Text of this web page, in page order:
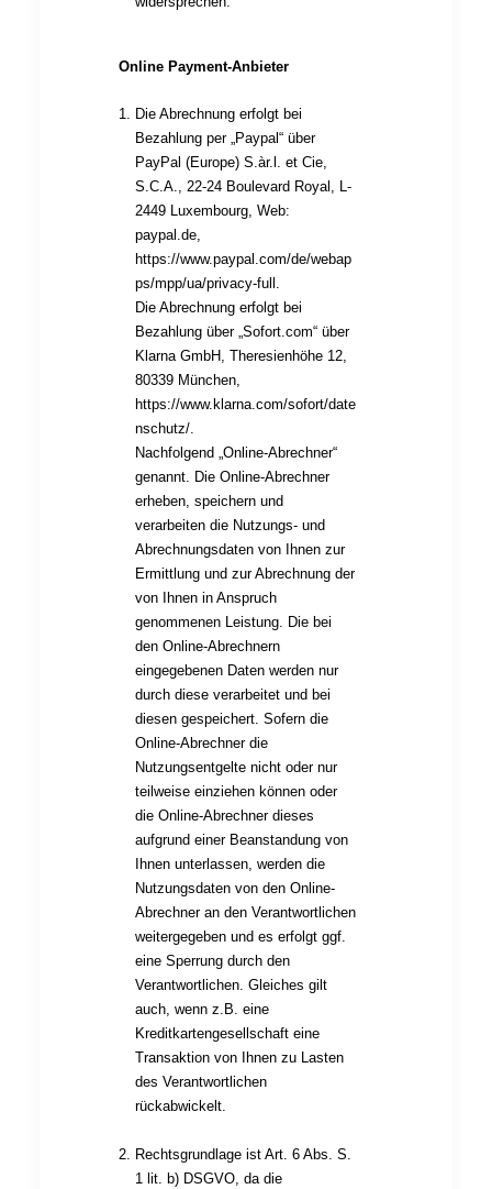
Online Payment-Anbieter
Die Abrechnung erfolgt bei
Bezahlung per „Paypal“ über
PayPal (Europe) S.àr.l. et Cie,
S.C.A., 22-24 Boulevard Royal, L-
2449 Luxembourg, Web:
paypal.de,
https://www.paypal.com/de/webap
ps/mpp/ua/privacy-full .
Die Abrechnung erfolgt bei
Bezahlung über „Sofort.com“ über
Klarna GmbH, Theresienhöhe 12,
80339 München,
https://www.klarna.com/sofort/date
nschutz/.
Nachfolgend „Online-Abrechner“
genannt. Die Online-Abrechner
erheben, speichern und
verarbeiten die Nutzungs- und
Abrechnungsdaten von Ihnen zur
Ermittlung und zur Abrechnung der
von Ihnen in Anspruch
genommenen Leistung. Die bei
den Online-Abrechnern
eingegebenen Daten werden nur
durch diese verarbeitet und bei
diesen gespeichert. Sofern die
Online-Abrechner die
Nutzungsentgelte nicht oder nur
teilweise einziehen können oder
die Online-Abrechner dieses
aufgrund einer Beanstandung von
Ihnen unterlassen, werden die
Nutzungsdaten von den Online-
Abrechner an den Verantwortlichen
weitergegeben und es erfolgt ggf.
eine Sperrung durch den
Verantwortlichen. Gleiches gilt
auch, wenn z.B. eine
Kreditkartengesellschaft eine
Transaktion von Ihnen zu Lasten
des Verantwortlichen
rückabwickelt.
Rechtsgrundlage ist Art. 6 Abs. S.
1 lit. b) DSGVO, da die